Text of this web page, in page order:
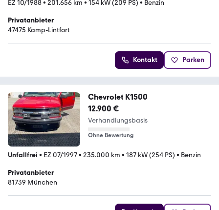
EZ 10/1988• 201.656 km • 154 kW (209 PS) • Benzin
Privatanbieter
47475 Kamp-Lintfort
Kontakt Parken
Chevrolet K1500
12.900 €
Verhandlungsbasis
Ohne Bewertung
Unfallfrei • EZ 07/1997• 235.000 km • 187 kW (254 PS) • Benzin
Privatanbieter
81739 München